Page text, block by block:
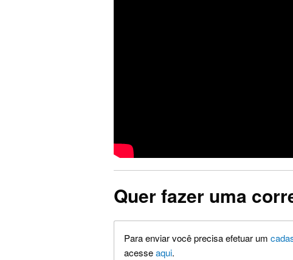
Quer fazer uma
Para enviar você precisa efetuar um
acesseaqui.